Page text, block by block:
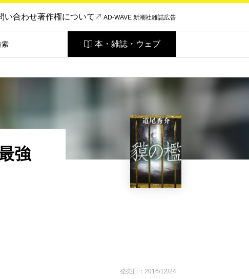
い合わせ著作権について AD-WAVE 新潮社雑誌広告
索 本・雑誌・ウェブ
発売日：2016/12/24
強